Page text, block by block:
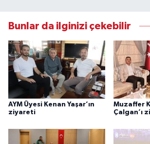
Bunlar da ilginizi çekebilir
AYM Üyesi Kenan Yaşar’ın
ziyareti
Muzaffer
Çalgan’ı